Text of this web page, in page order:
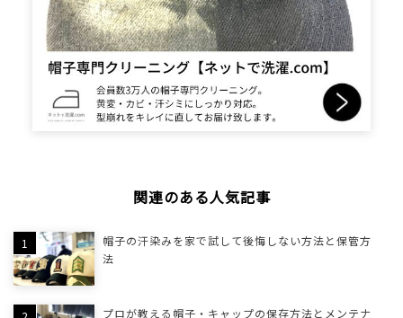
関連のある人気記事
帽子の汗染みを家で試して後悔しない方法と保管方
法
プロが教える帽子・キャップの保存方法とメンテナ